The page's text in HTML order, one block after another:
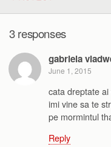
3 responses
gabriela
June 1, 2015
cata dreptate ai
imi vine sa te
pe mormintul
Reply